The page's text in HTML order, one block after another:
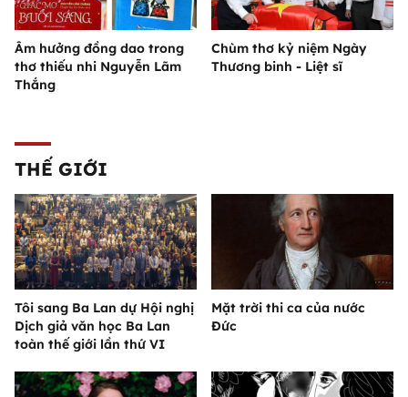
Âm hưởng đồng dao trong
thơ thiếu nhi Nguyễn Lãm
Thắng
Chùm thơ kỷ niệm Ngày
Thương binh - Liệt sĩ
THẾ GIỚI
Tôi sang Ba Lan dự Hội nghị
Dịch giả văn học Ba Lan
toàn thế giới lần thứ VI
Mặt trời thi ca của nước
Đức